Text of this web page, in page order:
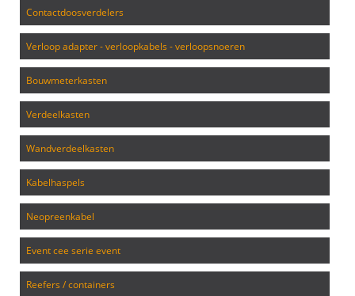
contactdoosverdelers
verloop adapter - verloopkabels - verloopsnoeren
bouwmeterkasten
verdeelkasten
wandverdeelkasten
kabelhaspels
neopreenkabel
event cee serie event
reefers / containers